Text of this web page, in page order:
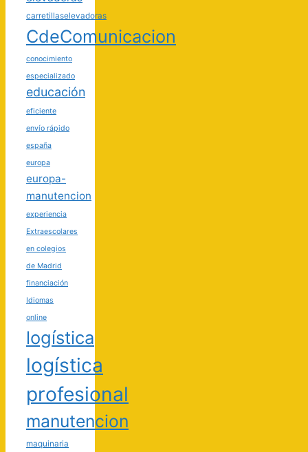
carretillaselevadoras
CdeComunicacion
conocimiento
especializado
educación
eficiente
envío rápido
españa
europa
europa-
manutencion
experiencia
Extraescolares
en colegios
de Madrid
financiación
Idiomas
online
logística
logística
profesional
manutencion
maquinaria